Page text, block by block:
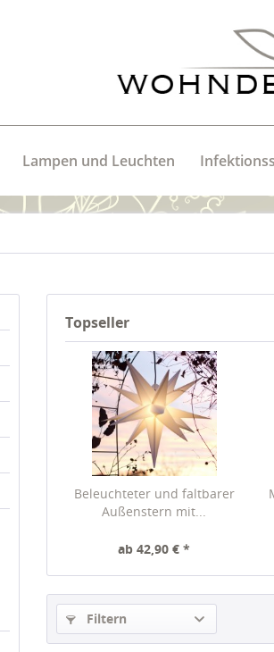
Lampen und Leuchten
Topseller
Beleuchteter und faltbarer
Außenstern mit...
ab 42,90 € *
Filtern